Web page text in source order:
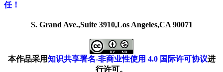
任！
S. Grand Ave.,Suite 3910,Los Angeles,CA 90071
本作品采用知识共享署名-非商业性使用 4.0 国际许可协议进
行许可。